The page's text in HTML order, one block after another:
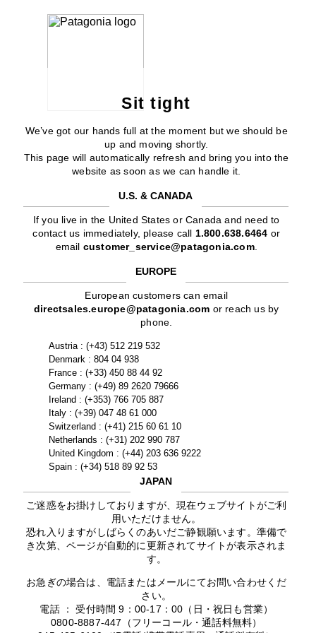
Sit tight
We’ve got our hands full at the moment but we should be
up and moving shortly.
This page will automatically refresh and bring you into the
website as soon as we can handle it.
U.S. & CANADA
If you live in the United States or Canada and need to
contact us immediately, please call 1.800.638.6464 or
email customer_service@patagonia.com.
EUROPE
European customers can email
directsales.europe@patagonia.com or reach us by
phone.
Austria : (+43) 512 219 532
Denmark : 804 04 938
France : (+33) 450 88 44 92
Germany : (+49) 89 2620 79666
Ireland : (+353) 766 705 887
Italy : (+39) 047 48 61 000
Switzerland : (+41) 215 60 61 10
Netherlands : (+31) 202 990 787
United Kingdom : (+44) 203 636 9222
Spain : (+34) 518 89 92 53
JAPAN
ご迷惑をお掛けしておりますが、現在ウェブサイトがご利
用いただけません。
恐れ入りますがしばらくのあいだご静観願います。準備で
き次第、ページが自動的に更新されてサイトが表示されま
す。
お急ぎの場合は、電話またはメールにてお問い合わせくだ
さい。
電話 ： 受付時間 9：00-17：00（日・祝日も営業）
0800-8887-447（フリーコール・通話料無料）